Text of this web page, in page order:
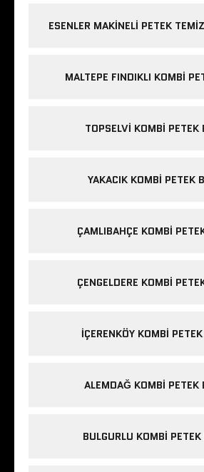
ESENLER MAKINELI PETEK
MALTEPE FINDIKLI KOMBI
TOPSELVI KOMBI PETEK
YAKACIK KOMBI PETEK
ÇAMLIBAHÇE KOMBI
ÇENGELDERE KOMBI
IÇERENKÖY KOMBI
ALEMDAĞ KOMBI PETEK
BULGURLU KOMBI